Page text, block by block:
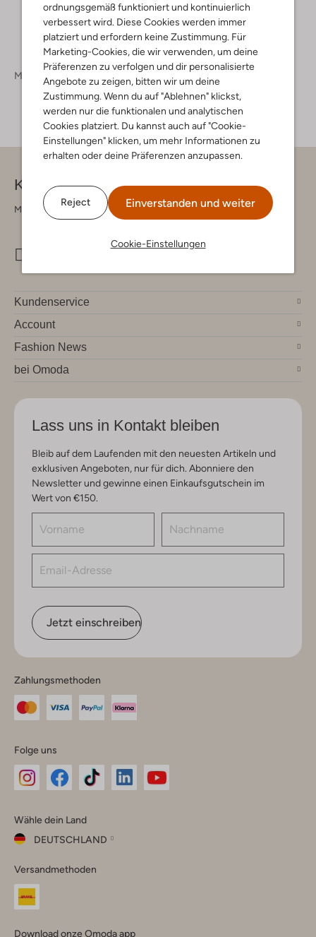
ordnungsgemäß funktioniert und kontinuierlich
verbessert wird. Diese Cookies werden immer
platziert und erfordern keine Zustimmung. Für
Marketing-Cookies, die wir verwenden, um deine
Präferenzen zu verfolgen und dir personalisierte
Angebote zu zeigen, bitten wir um deine
Zustimmung. Wenn du auf "Ablehnen" klickst,
werden nur die funktionalen und analytischen
Cookies platziert. Du kannst auch auf "Cookie-
Einstellungen" klicken, um mehr Informationen zu
erhalten oder deine Präferenzen anzupassen.
Reject Einverstanden und weiter
Cookie-Einstellungen
Marken Elvine
Kontakt
Montag - Freitag 09:00 - 17:00 uur
Kundenservice
Account
Fashion News
bei Omoda
Lass uns in Kontakt bleiben
Bleib auf dem Laufenden mit den neuesten Artikeln und
exklusiven Angeboten, nur für dich. Abonniere den
Newsletter und gewinne einen Einkaufsgutschein im
Wert von €150.
Jetzt einschreiben
Zahlungsmethoden
Folge uns
Instagram
Facebook
TikTok
Wähle dein Land
DEUTSCHLAND
dein
Land
Versandmethoden
Download onze Omoda app